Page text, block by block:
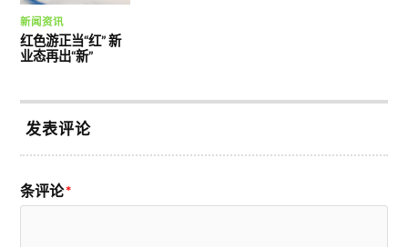
新闻资讯
红色游正当“红” 新
业态再出“新”
发表评论
条评论*